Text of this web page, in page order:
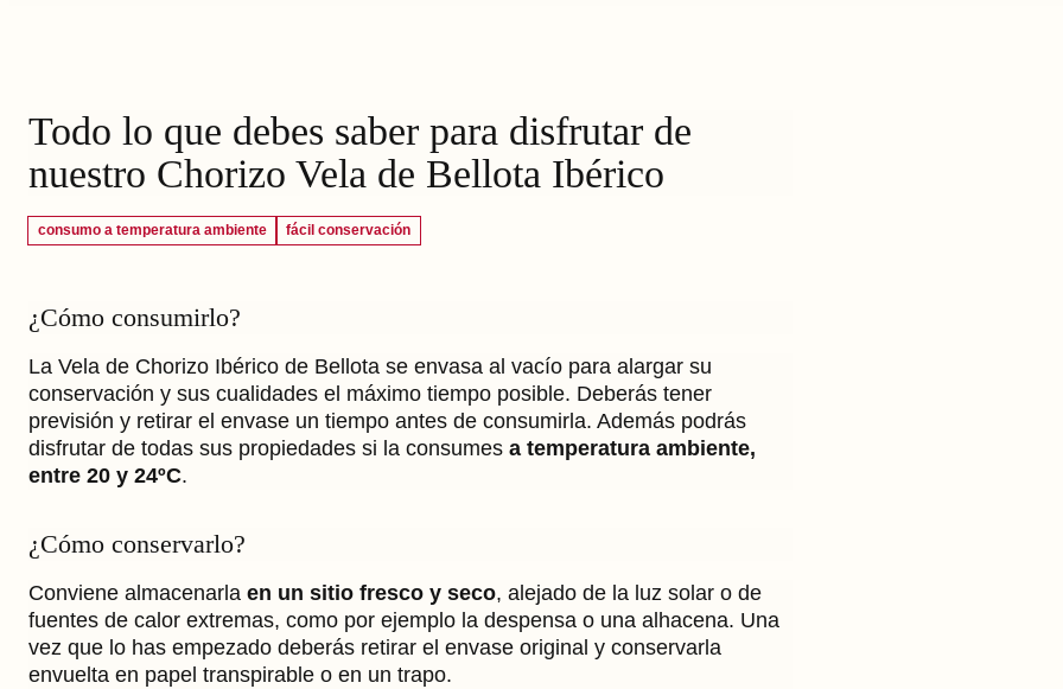
Todo lo que debes saber para disfrutar de
nuestro Chorizo Vela de Bellota Ibérico
consumo a temperatura ambiente fácil conservación
¿Cómo consumirlo?
La Vela de Chorizo Ibérico de Bellota se envasa al vacío para alargar su
conservación y sus cualidades el máximo tiempo posible. Deberás tener
previsión y retirar el envase un tiempo antes de consumirla. Además podrás
disfrutar de todas sus propiedades si la consumes a temperatura ambiente,
entre 20 y 24ºC.
¿Cómo conservarlo?
Conviene almacenarla en un sitio fresco y seco, alejado de la luz solar o de
fuentes de calor extremas, como por ejemplo la despensa o una alhacena. Una
vez que lo has empezado deberás retirar el envase original y conservarla
envuelta en papel transpirable o en un trapo.